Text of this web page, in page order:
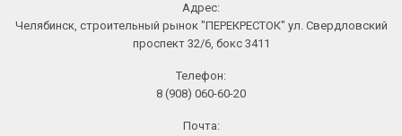
Адрес:
Челябинск, строительный рынок "ПЕРЕКРЕСТОК" ул. Свердловский
проспект 32/6, бокс 3411
Телефон:
8 (908) 060-60-20
Почта: